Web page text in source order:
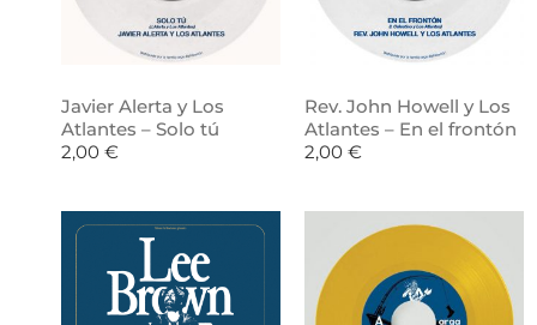
Javier Alerta y Los
Atlantes – Solo tú
2,00 €
Rev. John Howell y Los
Atlantes – En el frontón
2,00 €